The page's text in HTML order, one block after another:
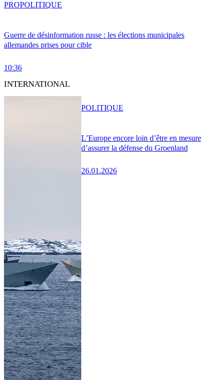
Guerre de désinformation russe : les élections municipales
allemandes prises pour cible
10:36
PROPOLITIQUE
INTERNATIONAL
L’Europe encore loin d’être en mesure
d’assurer la défense du Groenland
26.01.2026
POLITIQUE